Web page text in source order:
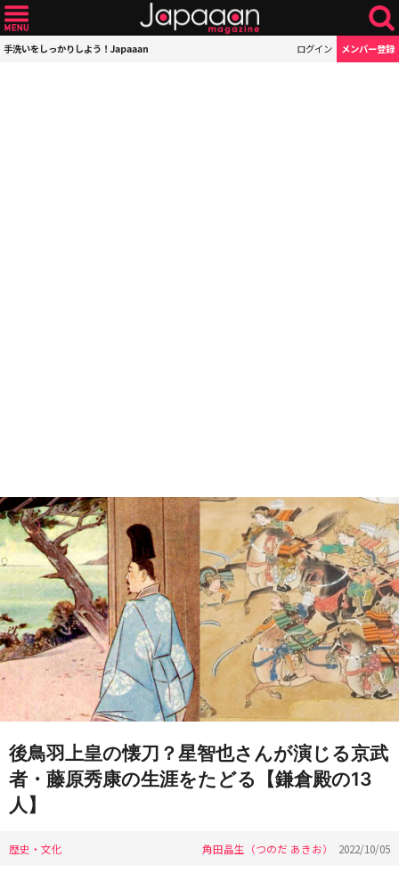
手洗いをしっかりしよう！Japaaan ログイン メンバー登録
後鳥羽上皇の懐刀？星智也さんが演じる京武
者・藤原秀康の生涯をたどる【鎌倉殿の13
人】
歴史・文化 角田晶生（つのだ あきお） 2022/10/05